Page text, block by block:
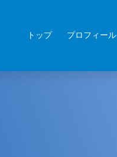
トップ プロフィール